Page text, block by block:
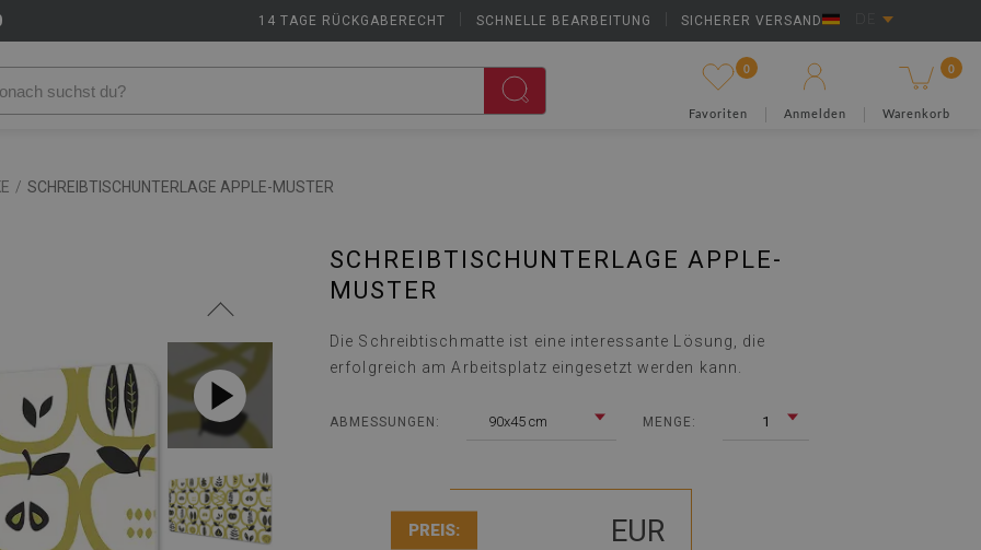
14 TAGE RÜCKGABERECHT SCHNELLE BEARBEITUNG SICHERER VERSAND
0
Favoriten Anmelden
0
Warenkorb
/ SCHREIBTISCHUNTERLAGE APPLE-MUSTER
SCHREIBTISCHUNTERLAGE APPLE-
MUSTER
Die Schreibtischmatte ist eine interessante Lösung, die
erfolgreich am Arbeitsplatz eingesetzt werden kann.
ABMESSUNGEN: 90x45 cm MENGE: 1
PREIS: EUR